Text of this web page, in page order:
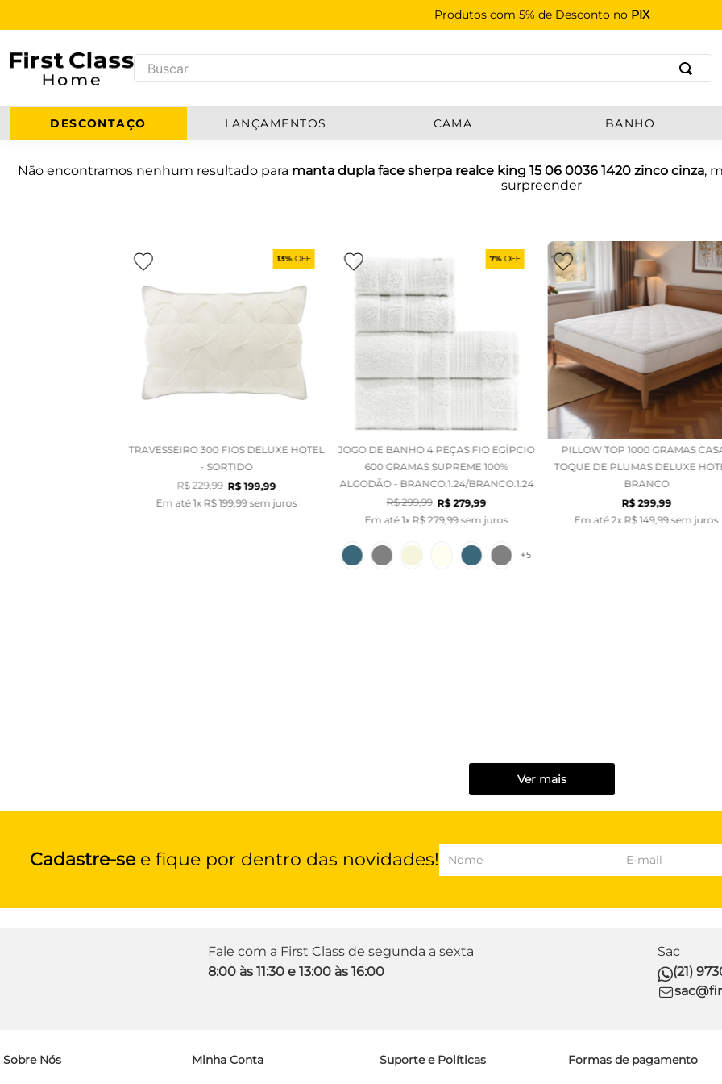
Produtos com 5% de Desconto no PIX
DESCONTAÇO LANÇAMENTOS CAMA BANHO
Não encontramos nenhum resultado para manta dupla face sherpa realce king 15 06 0036 1420 zinco cinza,
surpreender
13%OFF
TRAVESSEIRO 300 FIOS DELUXE HOTEL
- SORTIDO
R$ 229,99 R$ 199,99
Em até 1x R$ 199,99sem juros
7%OFF
JOGO DE BANHO 4 PEÇAS FIO EGÍPCIO
600 GRAMAS SUPREME 100%
ALGODÃO - BRANCO.1.24/BRANCO.1.24
R$ 299,99 R$ 279,99
Em até 1x R$ 279,99sem juros
+5
PILLOW TOP 1000 GRAMAS
TOQUE DE PLUMAS DELUXE
BRANCO
R$ 299,99
Em até2x R$ 149,99sem juros
Ver mais
Cadastre-see fique por dentro das novidades!
Fale com a First Class de segunda a sexta
8:00 às 11:30 e 13:00 às 16:00
Sac
(21)
Sobre Nós Minha Conta Suporte e Políticas Formas de pagamento